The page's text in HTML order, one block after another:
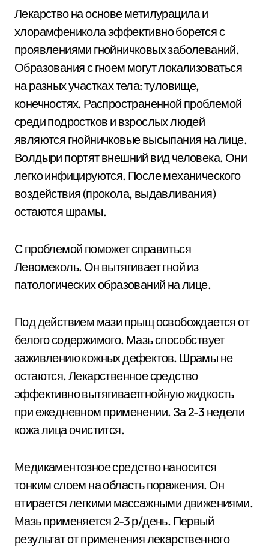
Лекарство на основе метилурацила и
хлорамфеникола эффективно борется с
проявлениями гнойничковых заболеваний.
Образования с гноем могут локализоваться
на разных участках тела: туловище,
конечностях. Распространенной проблемой
среди подростков и взрослых людей
являются гнойничковые высыпания на лице.
Волдыри портят внешний вид человека. Они
легко инфицируются. После механического
воздействия (прокола, выдавливания)
остаются шрамы.
С проблемой поможет справиться
Левомеколь. Он вытягивает гной из
патологических образований на лице.
Под действием мази прыщ освобождается от
белого содержимого. Мазь способствует
заживлению кожных дефектов. Шрамы не
остаются. Лекарственное средство
эффективно вытягиваетгнойную жидкость
при ежедневном применении. За 2-3 недели
кожа лица очистится.
Медикаментозное средство наносится
тонким слоем на область поражения. Он
втирается легкими массажными движениями.
Мазь применяется 2-3 р/день. Первый
результат от применения лекарственного